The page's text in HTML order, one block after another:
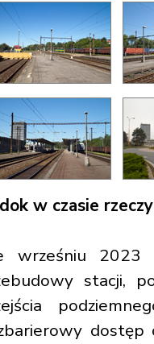
w czasie
wrześniu 2023
stacji,